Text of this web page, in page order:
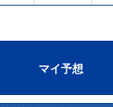
マイ予想